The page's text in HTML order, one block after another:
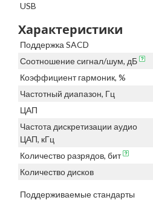
USB
Характеристики
Поддержка SACD
Соотношение сигнал/шум, дБ
Коэффициент гармоник, %
Частотный диапазон, Гц
ЦАП
Частота дискретизации аудио
ЦАП, кГц
Количество разрядов, бит
Количество дисков
Поддерживаемые стандарты